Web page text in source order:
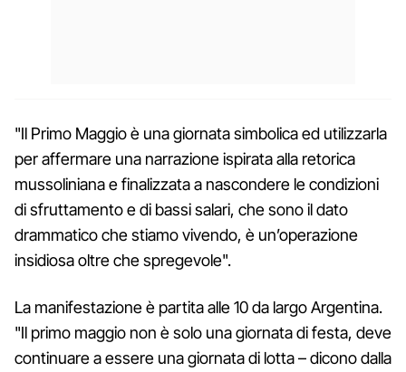
"Il Primo Maggio è una giornata simbolica ed utilizzarla
per affermare una narrazione ispirata alla retorica
mussoliniana e finalizzata a nascondere le condizioni
di sfruttamento e di bassi salari, che sono il dato
drammatico che stiamo vivendo, è un’operazione
insidiosa oltre che spregevole".
La manifestazione è partita alle 10 da largo Argentina.
"Il primo maggio non è solo una giornata di festa, deve
continuare a essere una giornata di lotta – dicono dalla